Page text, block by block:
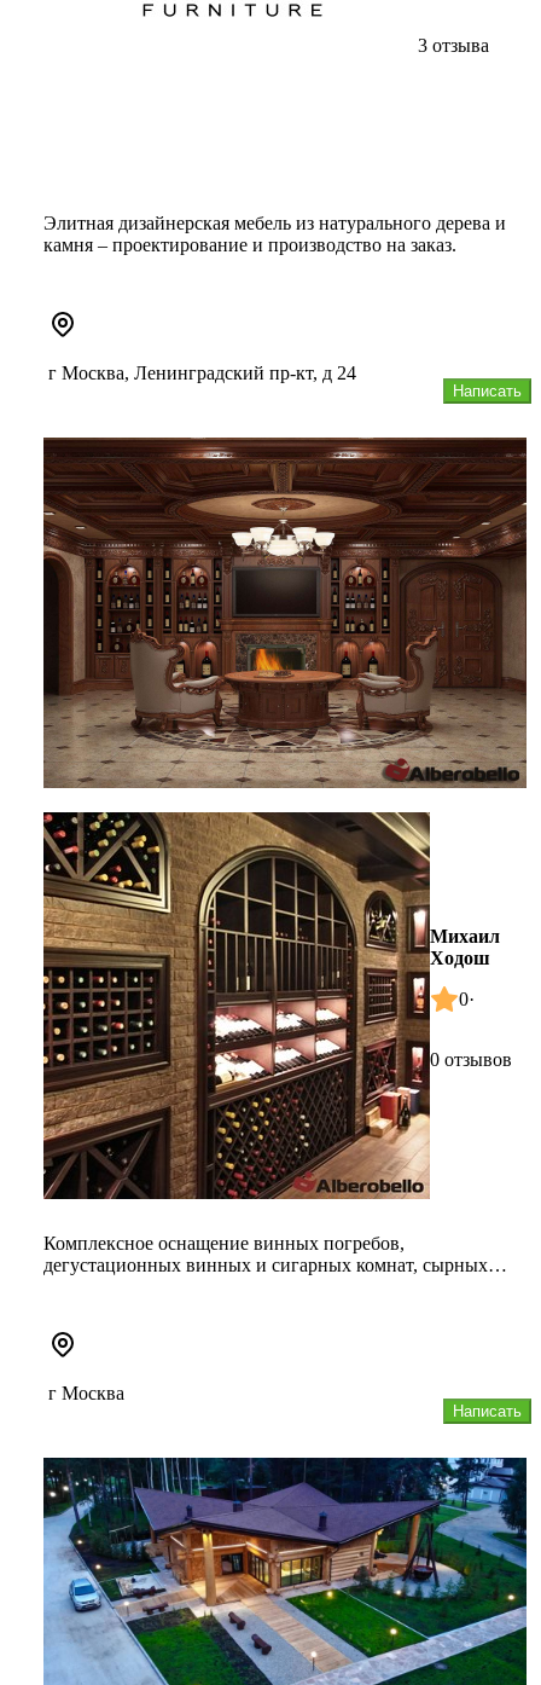
3 отзыва
Элитная дизайнерская мебель из натурального дерева и
камня – проектирование и производство на заказ.
Написать
г Москва, Ленинградский пр-кт, д 24
Михаил
Ходош
0·
0 отзывов
Комплексное оснащение винных погребов,
дегустационных винных и сигарных комнат, сырных
Написать
г Москва